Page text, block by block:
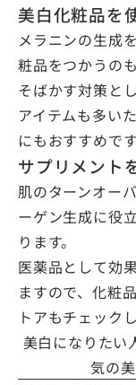
美白化粧品を
メラニンの生成
粧品をつかうの
そばかす対策と
アイテムも多い
にもおすすめです
サプリメント
肌のターンオー
ーゲン生成に役
ります。
医薬品として効
ますので、化粧
トアもチェック
美白になりたい
気の